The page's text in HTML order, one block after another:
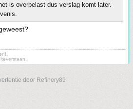
is overbelast dus verslag komt later.
door Refinery89